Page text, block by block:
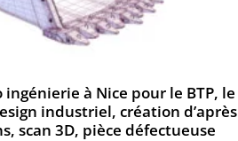
à Nice pour le BTP, le
industriel, création d’après
scan 3D, pièce défectueuse